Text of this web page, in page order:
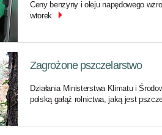
Ceny benzyny i oleju napędowego
wtorek
Zagrożone pszczelarstwo
Działania Ministerstwa Klimatu i
polską gałąź rolnictwa, jaką jest